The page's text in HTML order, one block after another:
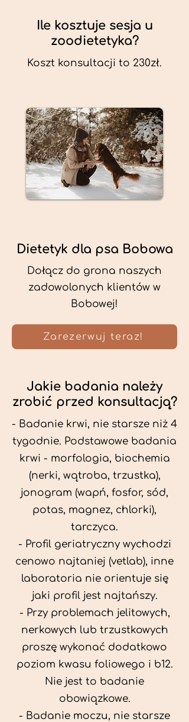
Ile kosztuje sesja u
zoodietetyka?
Koszt konsultacji to 230zł.
Dietetyk dla psa Bobowa
Dołącz do grona naszych
zadowolonych klientów w
Bobowej!
Zarezerwuj teraz!
Jakie badania należy
zrobić przed konsultacją?
- Badanie krwi, nie starsze niż 4
tygodnie. Podstawowe badania
krwi - morfologia, biochemia
(nerki, wątroba, trzustka),
jonogram (wapń, fosfor, sód,
potas, magnez, chlorki),
tarczyca.
- Profil geriatryczny wychodzi
cenowo najtaniej (vetlab), inne
laboratoria nie orientuje się
jaki profil jest najtańszy.
- Przy problemach jelitowych,
nerkowych lub trzustkowych
proszę wykonać dodatkowo
poziom kwasu foliowego i b12.
Nie jest to badanie
obowiązkowe.
- Badanie moczu, nie starsze